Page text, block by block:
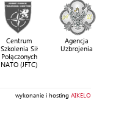
Centrum
Szkolenia Sił
Połączonych
NATO (JFTC)
Agencja
Uzbrojenia
wykonanie i hosting AIKELO